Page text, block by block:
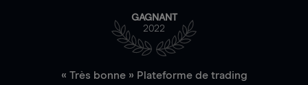
GAGNANT
2022
« Très bonne » Plateforme de trading